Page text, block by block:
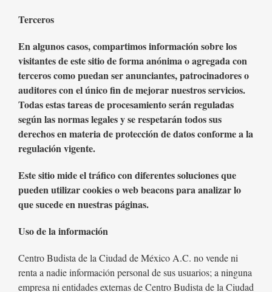
Terceros
En algunos casos, compartimos información sobre los
visitantes de este sitio de forma anónima o agregada con
terceros como puedan ser anunciantes, patrocinadores o
auditores con el único fin de mejorar nuestros servicios.
Todas estas tareas de procesamiento serán reguladas
según las normas legales y se respetarán todos sus
derechos en materia de protección de datos conforme a la
regulación vigente.
Este sitio mide el tráfico con diferentes soluciones que
pueden utilizar cookies o web beacons para analizar lo
que sucede en nuestras páginas.
Uso de la información
Centro Budista de la Ciudad de México A.C. no vende ni
renta a nadie información personal de sus usuarios; a ninguna
empresa ni entidades externas de Centro Budista de la Ciudad